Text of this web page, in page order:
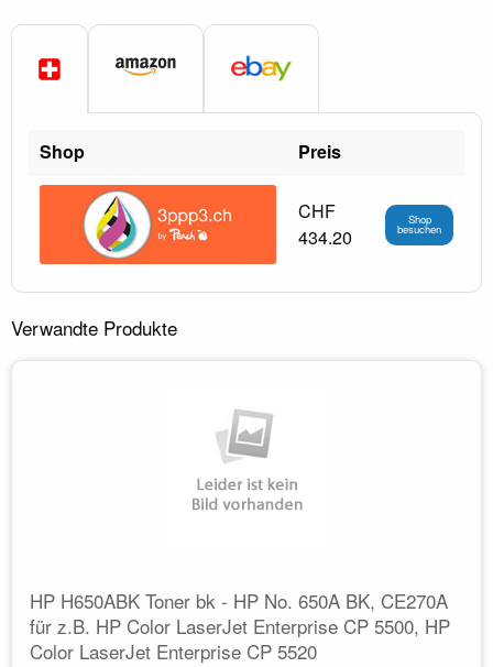
Shop Preis
CHF
434.20
Shop
besuchen
Verwandte Produkte
HP H650ABK Toner bk - HP No. 650A BK, CE270A
für z.B. HP Color LaserJet Enterprise CP 5500, HP
Color LaserJet Enterprise CP 5520